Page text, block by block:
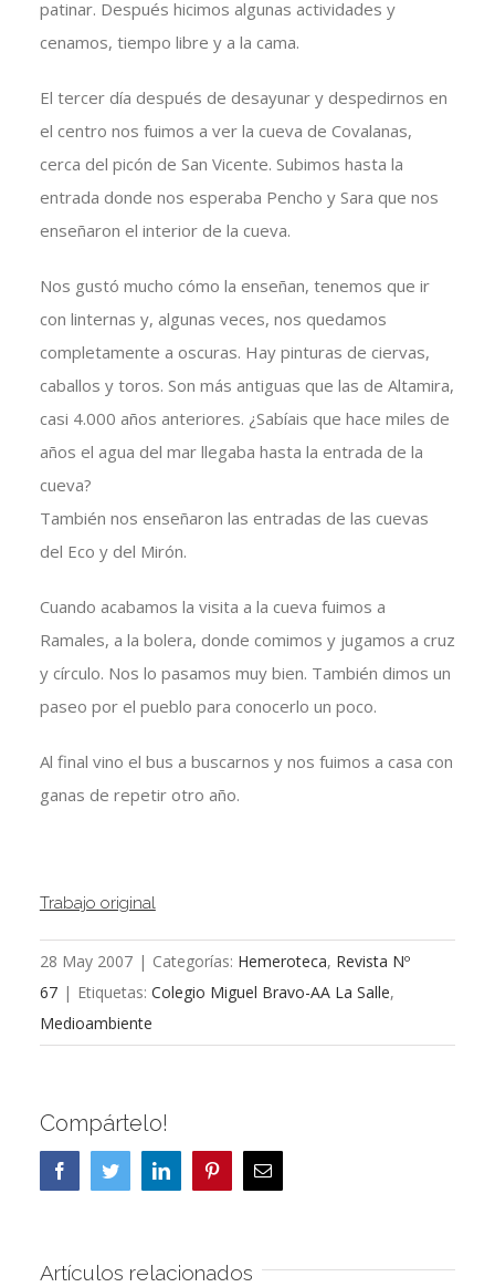
patinar. Después hicimos algunas actividades y
cenamos, tiempo libre y a la cama.
El tercer día después de desayunar y despedirnos en
el centro nos fuimos a ver la cueva de Covalanas,
cerca del picón de San Vicente. Subimos hasta la
entrada donde nos esperaba Pencho y Sara que nos
enseñaron el interior de la cueva.
Nos gustó mucho cómo la enseñan, tenemos que ir
con linternas y, algunas veces, nos quedamos
completamente a oscuras. Hay pinturas de ciervas,
caballos y toros. Son más antiguas que las de Altamira,
casi 4.000 años anteriores. ¿Sabíais que hace miles de
años el agua del mar llegaba hasta la entrada de la
cueva?
También nos enseñaron las entradas de las cuevas
del Eco y del Mirón.
Cuando acabamos la visita a la cueva fuimos a
Ramales, a la bolera, donde comimos y jugamos a cruz
y círculo. Nos lo pasamos muy bien. También dimos un
paseo por el pueblo para conocerlo un poco.
Al final vino el bus a buscarnos y nos fuimos a casa con
ganas de repetir otro año.
Trabajo original
28 May 2007 | Categorías: Hemeroteca, Revista Nº
67 | Etiquetas: Colegio Miguel Bravo-AA La Salle,
Medioambiente
Compártelo!
FacebookTwitterLinkedInPinterestCorreo
electrónico
Artículos relacionados